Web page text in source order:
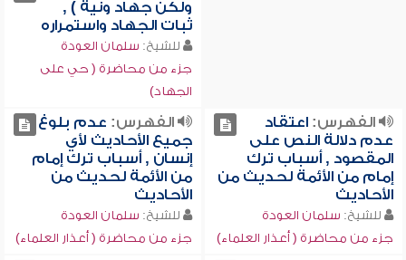
ولكن جهاد ونية ) ,
ثبات الجهاد واستمراره
للشيخ: سلمان العودة
جزء من محاضرة ( حي على
الجهاد)
الفهرس:اعتقاد
عدم دلالة النص على
المقصود , أسباب ترك
إمام من الأئمة لحديث من
الأحاديث
للشيخ: سلمان العودة
جزء من محاضرة ( أعذار العلماء)
الفهرس: عدم بلوغ
جميع الأحاديث لأي
إنسان , أسباب ترك إمام
من الأئمة لحديث من
الأحاديث
للشيخ: سلمان العودة
جزء من محاضرة ( أعذار العلماء)